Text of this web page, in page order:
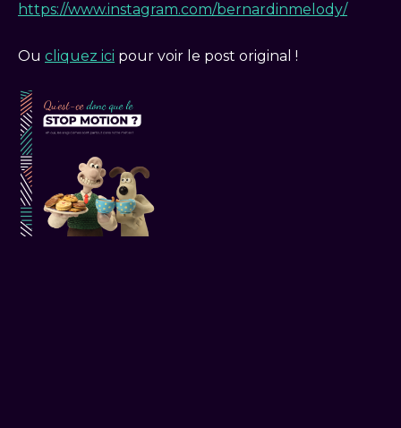
https://www.instagram.com/bernardinmelody/
Ou cliquez ici pour voir le post original !